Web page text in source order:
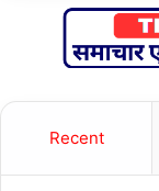
Recent